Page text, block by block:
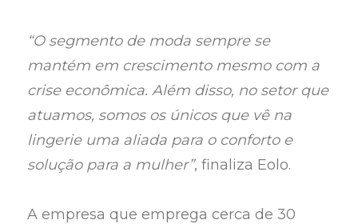
“O segmento de moda sempre se
mantém em crescimento mesmo com a
crise econômica. Além disso, no setor que
atuamos, somos os únicos que vê na
lingerie uma aliada para o conforto e
solução para a mulher”, finaliza Eolo.
A empresa que emprega cerca de 30